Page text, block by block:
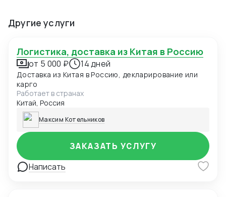
Другие услуги
Логистика, доставка из Китая в Россию
от 5 000 ₽ 14 дней
Доставка из Китая в Россию, декларирование или
карго
Работает в странах
Китай, Россия
Максим Котельников
Написать
ЗАКАЗАТЬ УСЛУГУ